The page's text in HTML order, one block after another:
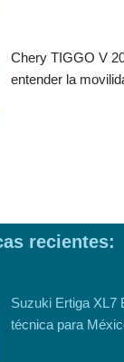
Chery TIGGO V
entender la
recientes:
Suzuki Ertiga XL7
técnica para